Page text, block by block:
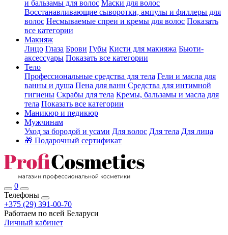
и бальзамы для волос Маски для волос
Восстанавливающие сыворотки, ампулы и филлеры для
волос Несмываемые спреи и кремы для волос Показать
все категории
Макияж
Лицо Глаза Брови Губы Кисти для макияжа Бьюти-
аксессуары Показать все категории
Тело
Профессиональные средства для тела Гели и масла для
ванны и душа Пена для ванн Средства для интимной
гигиены Скрабы для тела Кремы, бальзамы и масла для
тела Показать все категории
Маникюр и педикюр
Мужчинам
Уход за бородой и усами Для волос Для тела Для лица
🎁 Подарочный сертификат
0
Телефоны
+375 (29) 391-00-70
Работаем по всей Беларуси
Личный кабинет